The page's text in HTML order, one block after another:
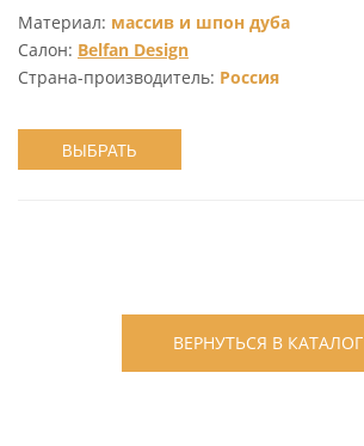
Материал: массив и шпон дуба
Салон: Belfan Design
Страна-производитель: Россия
ВЫБРАТЬ
ВЕРНУТЬСЯ В КАТАЛОГ